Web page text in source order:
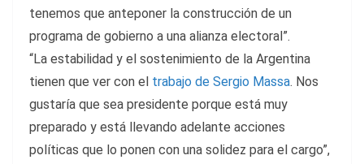
tenemos que anteponer la construcción de un
programa de gobierno a una alianza electoral”.
“La estabilidad y el sostenimiento de la Argentina
tienen que ver con el trabajo de Sergio Massa. Nos
gustaría que sea presidente porque está muy
preparado y está llevando adelante acciones
políticas que lo ponen con una solidez para el cargo”,